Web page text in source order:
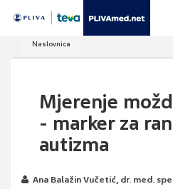
Naslovnica
Mjerenje
- marker za
autizma
Ana Balažin Vučetić, dr. med.